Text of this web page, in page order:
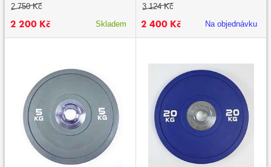
2 750 Kč
2 200 Kč Skladem
3 124 Kč
2 400 Kč Na objednávku